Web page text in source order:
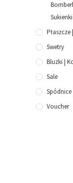
Swetry
Bluzki |
Sale
Spódnice
Voucher